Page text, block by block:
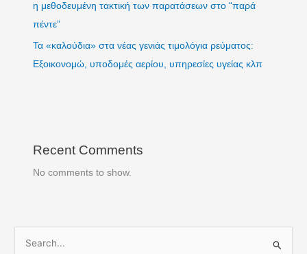
η μεθοδευμένη τακτική των παρατάσεων στο “παρά
πέντε”
Τα «καλούδια» στα νέας γενιάς τιμολόγια ρεύματος:
Εξοικονομώ, υποδομές αερίου, υπηρεσίες υγείας κλπ
Recent Comments
No comments to show.